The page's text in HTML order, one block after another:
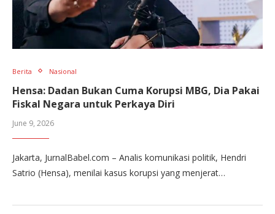
Berita Nasional
Hensa: Dadan Bukan Cuma Korupsi MBG, Dia Pakai
Fiskal Negara untuk Perkaya Diri
June 9, 2026
Jakarta, JurnalBabel.com – Analis komunikasi politik, Hendri
Satrio (Hensa), menilai kasus korupsi yang menjerat…